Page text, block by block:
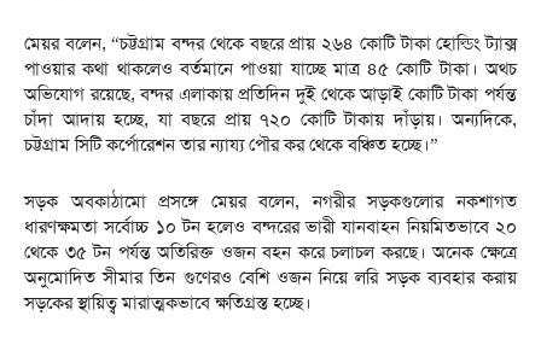
মেয়র বলেন, “চট্টগ্রাম বন্দর থেকে বছরে প্রায় ২৬৪ কোটি টাকা হোল্ডিং ট্যাক্স
পাওয়ার কথা থাকলেও বর্তমানে পাওয়া যাচ্ছে মাত্র ৪৫ কোটি টাকা। অথচ
অভিযোগ রয়েছে, বন্দর এলাকায় প্রতিদিন দুই থেকে আড়াই কোটি টাকা পর্যন্ত
চাঁদা আদায় হচ্ছে, যা বছরে প্রায় ৭২০ কোটি টাকায় দাঁড়ায়। অন্যদিকে,
চট্টগ্রাম সিটি কর্পোরেশন তার ন্যায্য পৌর কর থেকে বঞ্চিত হচ্ছে।”
সড়ক অবকাঠামো প্রসঙ্গে মেয়র বলেন, নগরীর সড়কগুলোর নকশাগত
ধারণক্ষমতা সর্বোচ্চ ১০ টন হলেও বন্দরের ভারী যানবাহন নিয়মিতভাবে ২০
থেকে ৩৫ টন পর্যন্ত অতিরিক্ত ওজন বহন করে চলাচল করছে। অনেক ক্ষেত্রে
অনুমোদিত সীমার তিন গুণেরও বেশি ওজন নিয়ে লরি সড়ক ব্যবহার করায়
সড়কের স্থায়িত্ব মারাত্মকভাবে ক্ষতিগ্রস্ত হচ্ছে।